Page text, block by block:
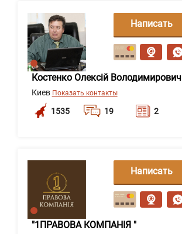
Костенко Олексій Володимирович
Киев Показать контакты
1535 19 2
Написать
сообщение
"1ПРАВОВА КОМПАНІЯ "
Написать
сообщение